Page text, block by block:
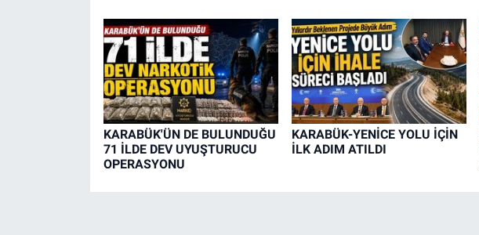
KARABÜK'ÜN DE BULUNDUĞU
71 İLDE DEV UYUŞTURUCU
OPERASYONU
KARABÜK-YENİCE YOLU İÇİN
İLK ADIM ATILDI